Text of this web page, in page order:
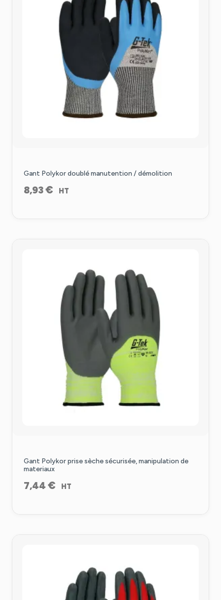
Gant Polykor doublé manutention / démolition
8,93€ HT
Gant Polykor prise sèche sécurisée, manipulation de
materiaux
7,44 € HT